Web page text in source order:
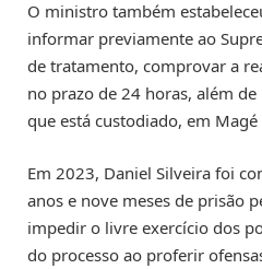
O ministro também
informar previamente ao
de tratamento, comprovar a
no prazo de 24 horas, além
que está custodiado, em Magé
Em 2023, Daniel Silveira foi
anos e nove meses de prisão
impedir o livre exercício dos
do processo ao proferir